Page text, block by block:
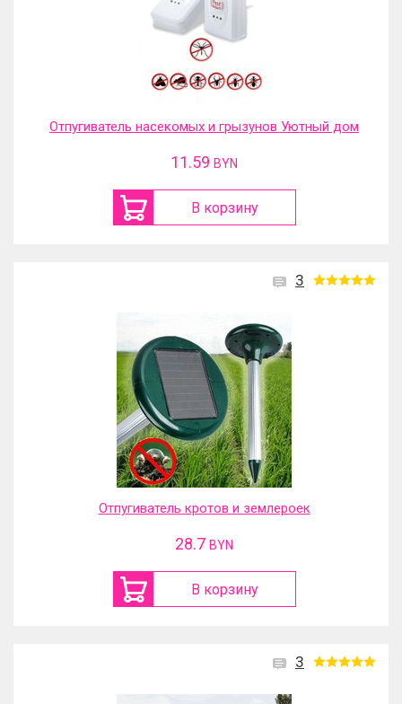
Отпугиватель насекомых и грызунов Уютный дом
11.59 BYN
В корзину
3
Отпугиватель кротов и землероек
28.7 BYN
В корзину
3